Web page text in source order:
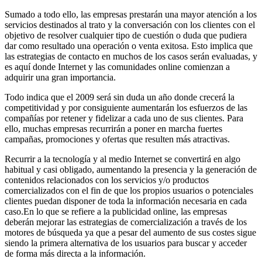
Sumado a todo ello, las empresas prestarán una mayor atención a los
servicios destinados al trato y la conversación con los clientes con el
objetivo de resolver cualquier tipo de cuestión o duda que pudiera
dar como resultado una operación o venta exitosa. Esto implica que
las estrategias de contacto en muchos de los casos serán evaluadas, y
es aquí donde Internet y las comunidades online comienzan a
adquirir una gran importancia.
Todo indica que el 2009 será sin duda un año donde crecerá la
competitividad y por consiguiente aumentarán los esfuerzos de las
compañías por retener y fidelizar a cada uno de sus clientes. Para
ello, muchas empresas recurrirán a poner en marcha fuertes
campañas, promociones y ofertas que resulten más atractivas.
Recurrir a la tecnología y al medio Internet se convertirá en algo
habitual y casi obligado, aumentando la presencia y la generación de
contenidos relacionados con los servicios y/o productos
comercializados con el fin de que los propios usuarios o potenciales
clientes puedan disponer de toda la información necesaria en cada
caso.En lo que se refiere a la publicidad online, las empresas
deberán mejorar las estrategias de comercialización a través de los
motores de búsqueda ya que a pesar del aumento de sus costes sigue
siendo la primera alternativa de los usuarios para buscar y acceder
de forma más directa a la información.